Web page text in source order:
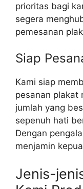
prioritas bagi
segera
pemesanan
Siap
Kami siap
pesanan plakat
jumlah yang
sepenuh hati
Dengan
menjamin
Jenis-